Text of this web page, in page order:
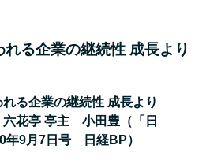
れる企業の継続性 成長より
れる企業の継続性 成長より
六花亭 亭主 小田豊 （「日
年9月7日号 日経BP）